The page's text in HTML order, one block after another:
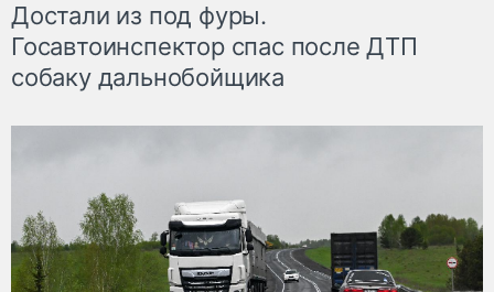
Достали из под фуры.
Госавтоинспектор спас после ДТП
собаку дальнобойщика